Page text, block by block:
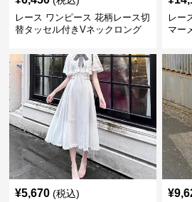
レース ワンピース 花柄レース切
替タッセル付きVネックロング
レー
マー
¥5,670 (税込) ¥